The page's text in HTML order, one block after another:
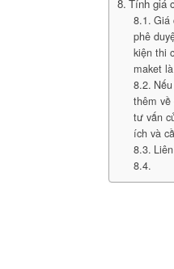
Tính giá
Giá
phê
kiện thi
maket
thêm về
tư vấn
ích và